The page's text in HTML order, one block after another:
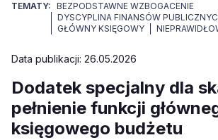
TEMATY: BEZPODSTAWNE WZBOGACENIE
DYSCYPLINA FINANSÓW
GŁÓWNY KSIĘGOWY
Data publikacji: 26.05.2026
Dodatek specjalny dla
pełnienie funkcji
księgowego budżetu